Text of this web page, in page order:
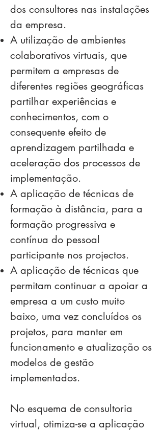
dos consultores nas instalações
da empresa.
A utilização de ambientes
colaborativos virtuais, que
permitem a empresas de
diferentes regiões geográficas
partilhar experiências e
conhecimentos, com o
consequente efeito de
aprendizagem partilhada e
aceleração dos processos de
implementação.
A aplicação de técnicas de
formação à distância, para a
formação progressiva e
contínua do pessoal
participante nos projectos.
A aplicação de técnicas que
permitam continuar a apoiar a
empresa a um custo muito
baixo, uma vez concluídos os
projetos, para manter em
funcionamento e atualização os
modelos de gestão
implementados.
No esquema de consultoria
virtual, otimiza-se a aplicação